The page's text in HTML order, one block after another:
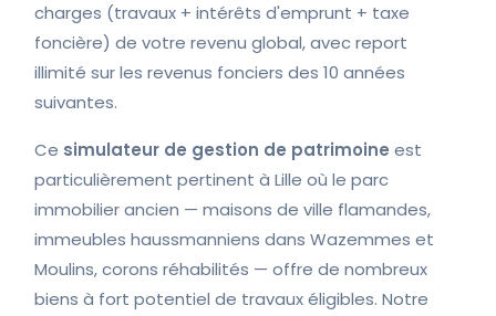
charges (travaux + intérêts d'emprunt + taxe
foncière) de votre revenu global, avec report
illimité sur les revenus fonciers des 10 années
suivantes.
Ce simulateur de gestion de patrimoine est
particulièrement pertinent à Lille où le parc
immobilier ancien — maisons de ville flamandes,
immeubles haussmanniens dans Wazemmes et
Moulins, corons réhabilités — offre de nombreux
biens à fort potentiel de travaux éligibles. Notre